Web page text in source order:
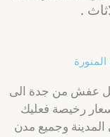
.
عفش من جدة الى
رخيصة فعليك
وجميع مدن